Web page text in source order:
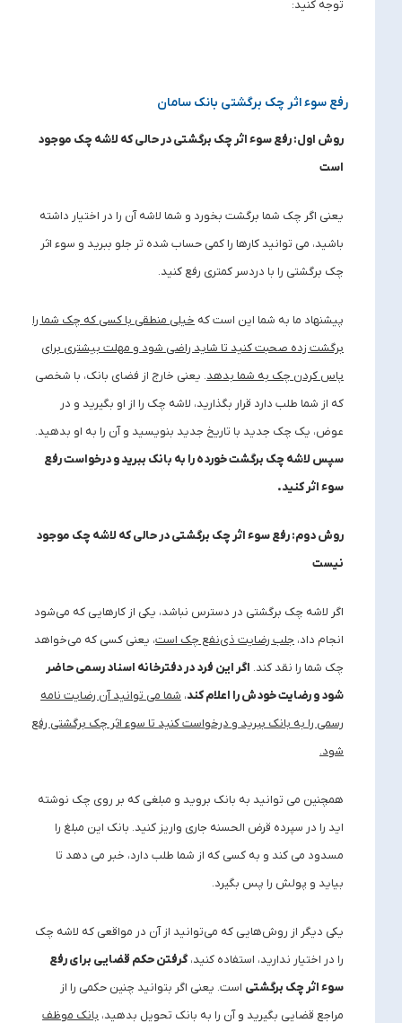
توجه کنید:
رفع سوء اثر چک برگشتی بانک سامان
روش اول: رفع سوء اثر چک برگشتی در حالی که لاشه چک موجود
است
یعنی اگر چک شما برگشت بخورد و شما لاشه آن را در اختیار داشته
باشید، می ‌توانید کارها را کمی حساب ‌شده ‌تر جلو ببرید و سوء اثر
چک برگشتی را با دردسر کمتری رفع کنید.
پیشنهاد ما به شما این است که خیلی منطقی با کسی که چک شما را
برگشت زده صحبت کنید تا شاید راضی شود و مهلت بیشتری برای
پاس کردن چک به شما بدهد. یعنی خارج از فضای بانک، با شخصی
که از شما طلب دارد قرار بگذارید، لاشه چک را از او بگیرید و در
عوض، یک چک جدید با تاریخ جدید بنویسید و آن را به او بدهید.
سپس لاشه چک برگشت خورده را به بانک ببرید و درخواست رفع
سوء اثر کنید.
روش دوم: رفع سوء اثر چک برگشتی در حالی که لاشه چک موجود
نیست
اگر لاشه چک برگشتی در دسترس نباشد، یکی از کارهایی که می‌شود
انجام داد، جلب رضایت ذی‌نفع چک است، یعنی کسی که می‌خواهد
چک شما را نقد کند. اگر این فرد در دفترخانه اسناد رسمی حاضر
شود و رضایت خودش را اعلام کند، شما می‌ توانید آن رضایت ‌نامه
رسمی را به بانک ببرید و درخواست کنید تا سوء اثر چک برگشتی رفع
شود.
همچنین می توانید به بانک بروید و مبلغی که بر روی چک نوشته
‌اید را در سپرده قرض ‌الحسنه جاری واریز کنید. بانک این مبلغ را
مسدود می ‌کند و به کسی که از شما طلب دارد، خبر می ‌دهد تا
بیاید و پولش را پس بگیرد.
یکی دیگر از روش‌هایی که می‌توانید از آن در مواقعی که لاشه چک
را در اختیار ندارید، استفاده کنید،گرفتن حکم قضایی برای رفع
سوء اثر چک برگشتی است. یعنی اگر بتوانید چنین حکمی را از
مراجع قضایی بگیرید و آن را به بانک تحویل بدهید، بانک موظف